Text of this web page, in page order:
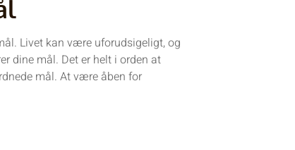
Livet kan være uforudsigeligt, og
dine mål. Det er helt i orden at
mål. At være åben for